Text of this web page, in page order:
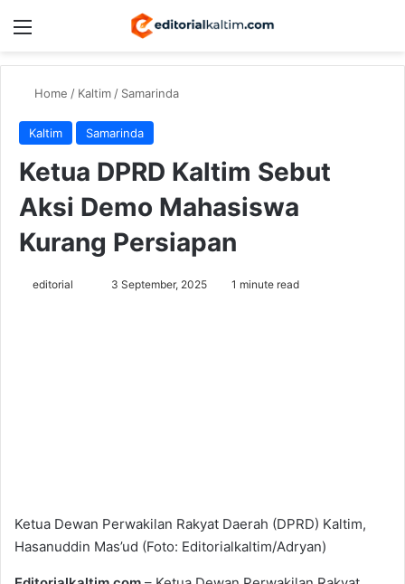
Menu
Home / Kaltim/ Samarinda
Kaltim Samarinda
Ketua DPRD Kaltim Sebut
Aksi Demo Mahasiswa
Kurang Persiapan
editorial 3 September, 2025 1 minute read
Ketua Dewan Perwakilan Rakyat Daerah (DPRD) Kaltim,
Hasanuddin Mas’ud (Foto: Editorialkaltim/Adryan)